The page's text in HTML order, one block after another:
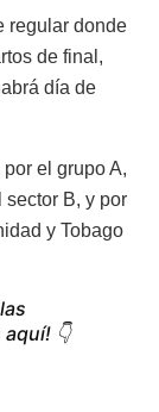
regular donde
de final,
día de
el grupo A,
sector B, y por
y Tobago
👇